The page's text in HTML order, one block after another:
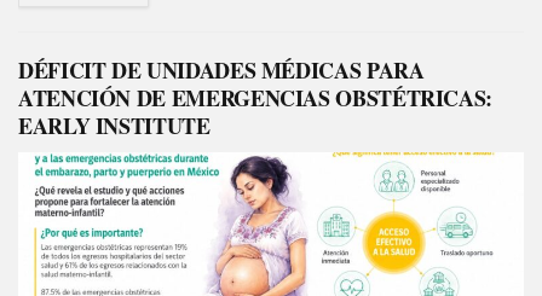
DÉFICIT DE UNIDADES MÉDICAS PARA
ATENCIÓN DE EMERGENCIAS OBSTÉTRICAS:
EARLY INSTITUTE